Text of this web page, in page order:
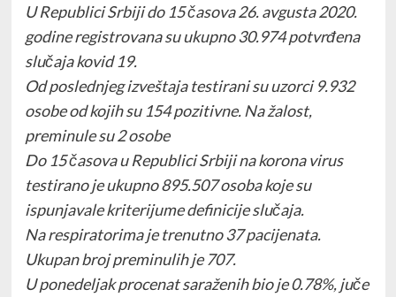
U Republici Srbiji do 15 časova 26. avgusta 2020.
godine registrovana su ukupno 30.974 potvrđena
slučaja kovid 19.
Od poslednjeg izveštaja testirani su uzorci 9.932
osobe od kojih su 154 pozitivne. Na žalost,
preminule su 2 osobe
Do 15 časova u Republici Srbiji na korona virus
testirano je ukupno 895.507 osoba koje su
ispunjavale kriterijume definicije slučaja.
Na respiratorima je trenutno 37 pacijenata.
Ukupan broj preminulih je 707.
U ponedeljak procenat saraženih bio je 0.78%, juče